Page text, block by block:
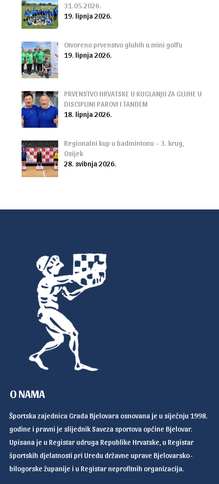
31.05.2026.
19. lipnja 2026.
Otvoreno prvenstvo gluhih u mini golfu
19. lipnja 2026.
PRVENSTVO HRVATSKE U KUGLANJU ZA GLUHE U
DISCIPLINI PAROVI I TANDEM
18. lipnja 2026.
Regionalni kup u badmintonu – 3. krug,
Osijek
28. svibnja 2026.
O NAMA
Športska zajednica Grada Bjelovara osnovana je u siječnju 1998.
godine i pravni je slijednik Saveza sportova općine Bjelovar.
Upisana je u Registar udruga Republike Hrvatske, u Registar
športskih djelatnosti pri Uredu državne uprave Bjelovarsko-
bilogorske županije i u Registar neprofitnih organizacija.